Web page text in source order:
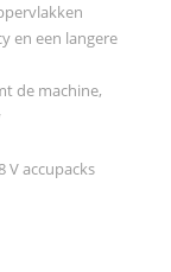
en een langere
de machine,
V accupacks